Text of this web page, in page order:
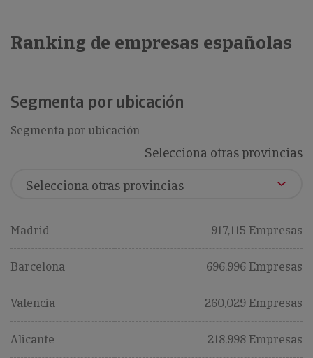
Ranking de empresas españolas
Segmenta por ubicación
Segmenta por ubicación
Selecciona otras provincias
Madrid 917,115 Empresas
Barcelona 696,996 Empresas
Valencia 260,029 Empresas
Alicante 218,998 Empresas